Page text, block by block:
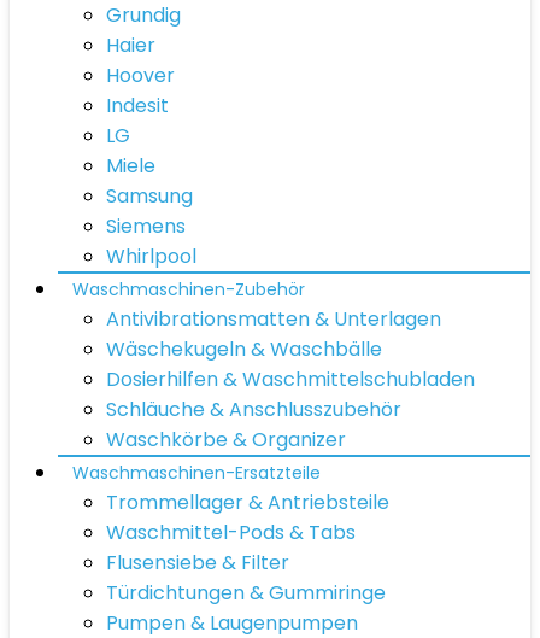
Grundig
Haier
Hoover
Indesit
LG
Miele
Samsung
Siemens
Whirlpool
Waschmaschinen-Zubehör
Antivibrationsmatten & Unterlagen
Wäschekugeln & Waschbälle
Dosierhilfen & Waschmittelschubladen
Schläuche & Anschlusszubehör
Waschkörbe & Organizer
Waschmaschinen-Ersatzteile
Trommellager & Antriebsteile
Waschmittel-Pods & Tabs
Flusensiebe & Filter
Türdichtungen & Gummiringe
Pumpen & Laugenpumpen